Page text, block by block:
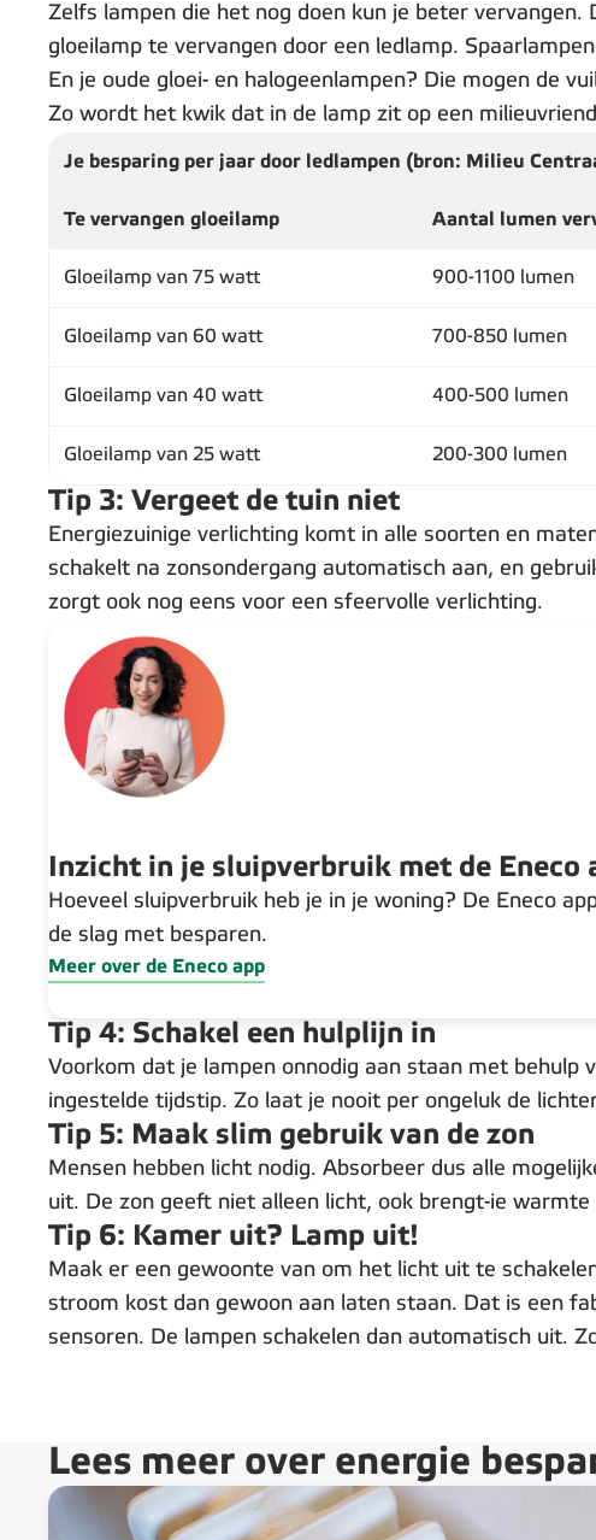
Zelfs lampen die het nog doen kun je beter
gloeilamp te vervangen door een ledlamp.
En je oude gloei- en halogeenlampen? Die mogen de
Zo wordt het kwik dat in de lamp zit op een
Je besparing per jaar door ledlampen (bron: Milieu
Te vervangen gloeilamp Aantal lumen
Gloeilamp van 75 watt 900-1100 lumen
Gloeilamp van 60 watt 700-850 lumen
Gloeilamp van 40 watt 400-500 lumen
Gloeilamp van 25 watt 200-300 lumen
Tip 3: Vergeet de tuin niet
Energiezuinige verlichting komt in alle soorten en
schakelt na zonsondergang automatisch aan, en
zorgt ook nog eens voor een sfeervolle verlichting.
Inzicht in je sluipverbruik met de Eneco
Hoeveel sluipverbruik heb je in je woning? De Eneco
de slag met besparen.
Meer over de Eneco app
Tip 4: Schakel een hulplijn in
Voorkom dat je lampen onnodig aan staan met
ingestelde tijdstip. Zo laat je nooit per ongeluk de
Tip 5: Maak slim gebruik van de zon
Mensen hebben licht nodig. Absorbeer dus alle
uit. De zon geeft niet alleen licht, ook brengt-ie warmte
Tip 6: Kamer uit? Lamp uit!
Maak er een gewoonte van om het licht uit te
stroom kost dan gewoon aan laten staan. Dat is een
sensoren. De lampen schakelen dan automatisch uit.
Lees meer over energie